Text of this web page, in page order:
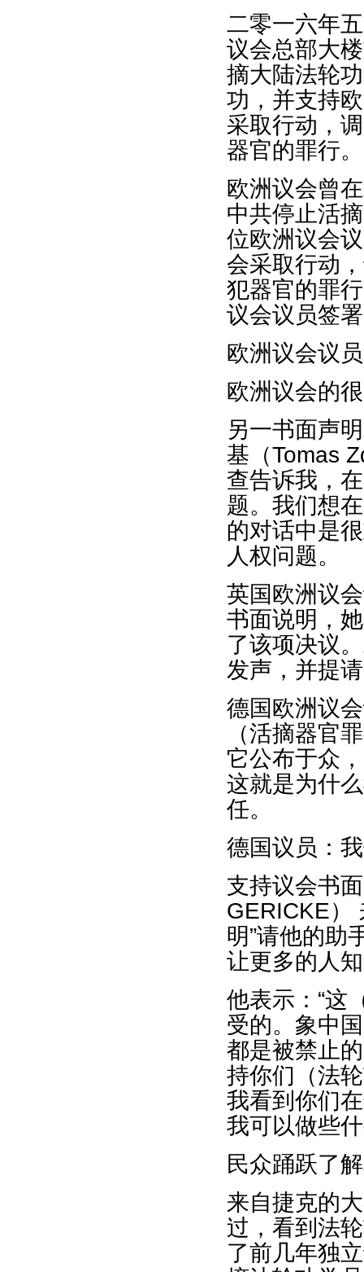
二零一六年
议会总部大
摘大陆法轮
功，并支持
采取行动，
器官的罪行。
欧洲议会曾
中共停止活
位欧洲议会
会采取行动
犯器官的罪
议会议员签
欧洲议会议
欧洲议会的
另一书面声
基（Tomas
查告诉我，
题。我们想
的对话中是
人权问题。
英国欧洲议
书面说明，
了该项决议
发声，并提
德国欧洲议
（活摘器官
它公布于众
这就是为什
任。
德国议员：
支持议会书
GERICKE）
明”请他的助
让更多的人
他表示：“这
受的。象中
都是被禁止
持你们（法
我看到你们
我可以做些
民众踊跃了
来自捷克的
过，看到法
了前几年独